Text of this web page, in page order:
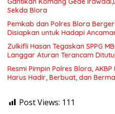
Sekda Blora
Pemkab dan Polres Blora
Disiapkan untuk Hadapi
Zulkifli Hasan Tegaskan SPPG
Langgar Aturan Terancam
Resmi Pimpin Polres Blora,
Harus Hadir, Berbuat, dan
Post Views: 111